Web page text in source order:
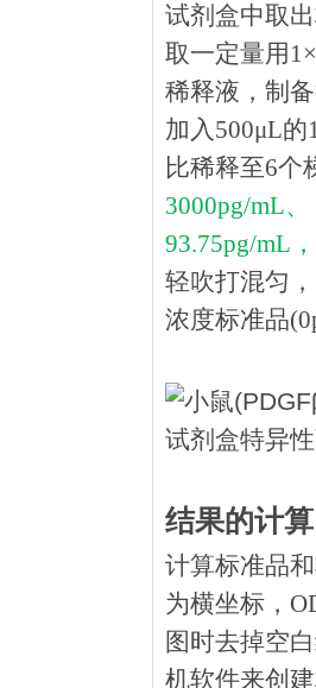
试剂盒中取
取一定量用
稀释液，制
加入500μL
比稀释至6个
3000pg/mL
93.75pg/mL，
轻吹打混匀
浓度标准品
结果的计算
计算标准品
为横坐标，
图时去掉空
机软件来创